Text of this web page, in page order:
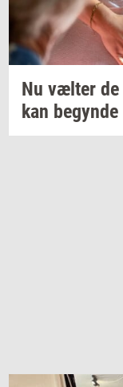
Nu væl­ter
kan be­gyn­de